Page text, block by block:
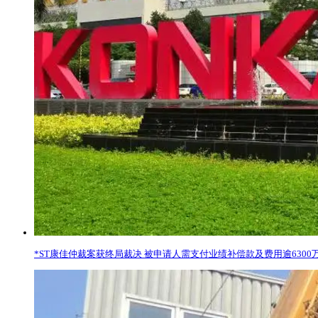
*ST康佳仲裁案获终局裁决 被申请人需支付业绩补偿款及费用逾6300